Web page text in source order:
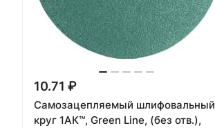
10.71 ₽
Самозацепляемый шлифовальный
круг 1АК™, Green Line, (без отв.),